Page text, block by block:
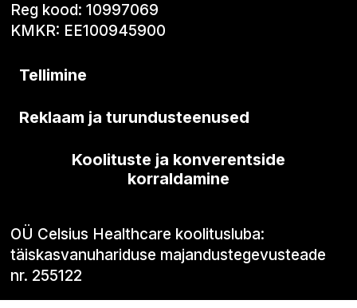
Reg kood: 10997069
KMKR: EE100945900
Tellimine
Reklaam ja turundusteenused
Koolituste ja konverentside
korraldamine
OÜ Celsius Healthcare koolitusluba:
täiskasvanuhariduse majandustegevusteade
nr. 255122